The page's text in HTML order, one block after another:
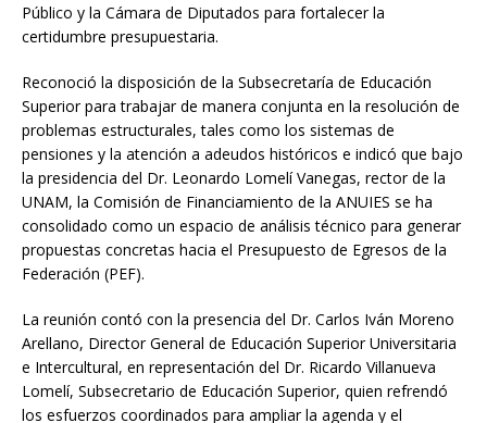
Público y la Cámara de Diputados para fortalecer la
certidumbre presupuestaria.
Reconoció la disposición de la Subsecretaría de Educación
Superior para trabajar de manera conjunta en la resolución de
problemas estructurales, tales como los sistemas de
pensiones y la atención a adeudos históricos e indicó que bajo
la presidencia del Dr. Leonardo Lomelí Vanegas, rector de la
UNAM, la Comisión de Financiamiento de la ANUIES se ha
consolidado como un espacio de análisis técnico para generar
propuestas concretas hacia el Presupuesto de Egresos de la
Federación (PEF).
La reunión contó con la presencia del Dr. Carlos Iván Moreno
Arellano, Director General de Educación Superior Universitaria
e Intercultural, en representación del Dr. Ricardo Villanueva
Lomelí, Subsecretario de Educación Superior, quien refrendó
los esfuerzos coordinados para ampliar la agenda y el